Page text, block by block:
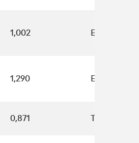
1,002 E8876
1,290 E8555
0,871 T0498